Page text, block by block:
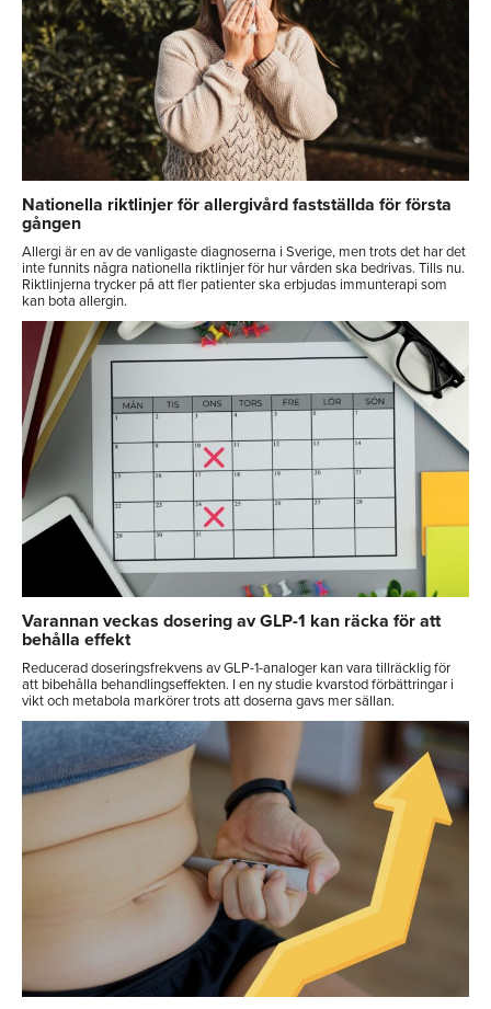
Nationella riktlinjer för allergivård fastställda för första
gången
Allergi är en av de vanligaste diagnoserna i Sverige, men trots det har det
inte funnits några nationella riktlinjer för hur vården ska bedrivas. Tills nu.
Riktlinjerna trycker på att fler patienter ska erbjudas immunterapi som
kan bota allergin.
Varannan veckas dosering av GLP-1 kan räcka för att
behålla effekt
Reducerad doseringsfrekvens av GLP-1-analoger kan vara tillräcklig för
att bibehålla behandlingseffekten. I en ny studie kvarstod förbättringar i
vikt och metabola markörer trots att doserna gavs mer sällan.